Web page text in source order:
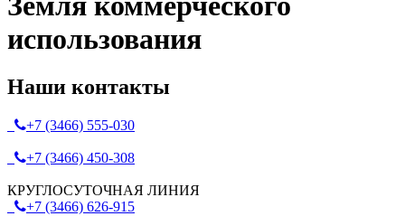
использования
Наши контакты
+7 (3466) 555-030
+7 (3466) 450-308
КРУГЛОСУТОЧНАЯ ЛИНИЯ
+7 (3466) 626-915